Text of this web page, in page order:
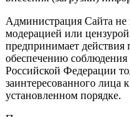
Администрация Сайта не
модерацией или
предпринимает действия
обеспечению соблюдения
Российской Федерации
заинтересованного
установленном порядке.